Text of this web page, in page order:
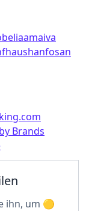
amaiva
hanfosan
Brands
ihn, um